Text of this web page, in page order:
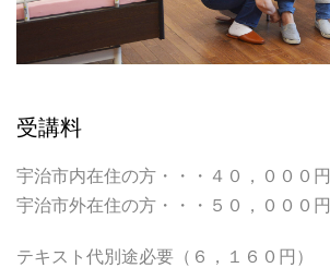
受講料
宇治市内在住の方・・・４０，０００円
宇治市外在住の方・・・５０，０００円
テキスト代別途必要（６，１６０円）